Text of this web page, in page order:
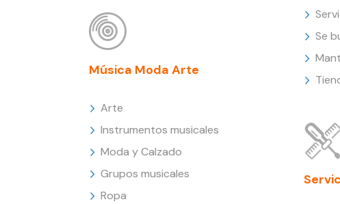
Música Moda Arte
Arte
Instrumentos musicales
Moda y Calzado
Grupos musicales
Ropa
Se